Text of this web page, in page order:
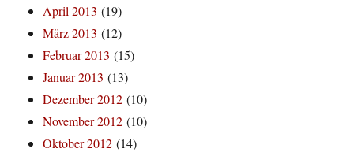
April 2013 (19)
März 2013 (12)
Februar 2013 (15)
Januar 2013 (13)
Dezember 2012 (10)
November 2012 (10)
Oktober 2012 (14)